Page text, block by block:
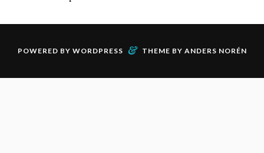
POWERED BY WORDPRESS & THEME BY ANDERS NORÉN